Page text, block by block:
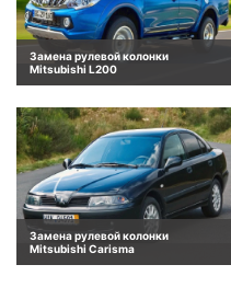
Замена рулевой колонки
Mitsubishi L200
Замена рулевой колонки
Mitsubishi Carisma